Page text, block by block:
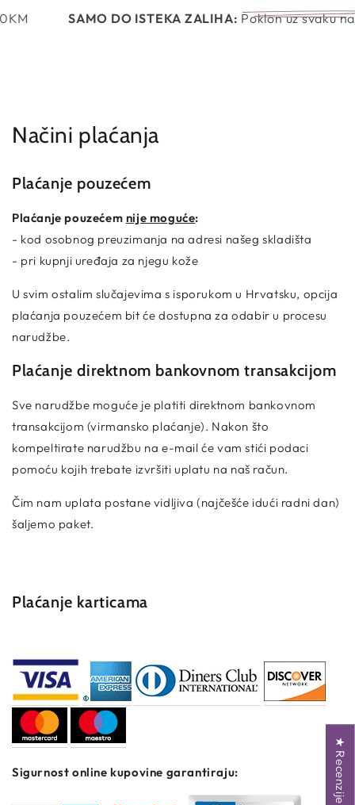
SADRŽAJSAMO DO ISTEKA ZALIHA:Poklon uz svaku
Načini plaćanja
Plaćanje pouzećem
Plaćanje pouzećem nije moguće:
- kod osobnog preuzimanja na adresi našeg skladišta
- pri kupnji uređaja za njegu kože
U svim ostalim slučajevima s isporukom u Hrvatsku, opcija
plaćanja pouzećem bit će dostupna za odabir u procesu
narudžbe.
Plaćanje direktnom bankovnom transakcijom
Sve narudžbe moguće je platiti direktnom bankovnom
transakcijom (virmansko plaćanje). Nakon što
kompeltirate narudžbu na e-mail će vam stići podaci
pomoću kojih trebate izvršiti uplatu na naš račun.
Čim nam uplata postane vidljiva (najčešće idući radni dan)
šaljemo paket.
Plaćanje karticama
Sigurnost online kupovine garantiraju: ★ Recenzije